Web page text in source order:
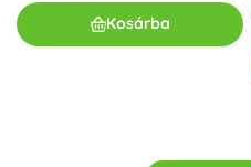
Kosárba